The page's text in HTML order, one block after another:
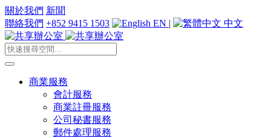
關於我們 新聞
聯絡我們 +852 9415 1503 EN | 中文
商業服務
會計服務
商業註冊服務
公司秘書服務
郵件處理服務